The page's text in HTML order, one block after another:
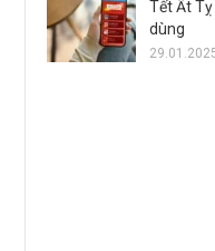
Tết Ất
dùng